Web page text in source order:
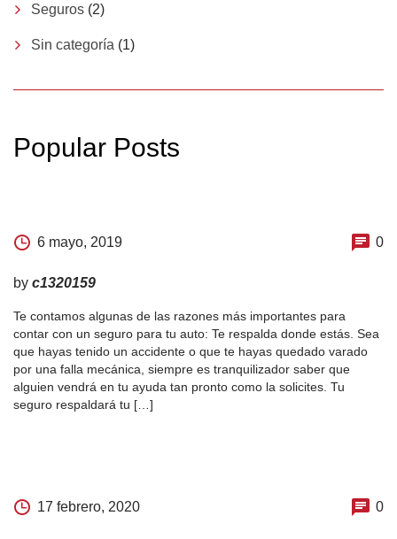
Seguros (2)
Sin categoría (1)
Popular Posts
6 mayo, 2019 0
by c1320159
Te contamos algunas de las razones más importantes para
contar con un seguro para tu auto: Te respalda donde estás. Sea
que hayas tenido un accidente o que te hayas quedado varado
por una falla mecánica, siempre es tranquilizador saber que
alguien vendrá en tu ayuda tan pronto como la solicites. Tu
seguro respaldará tu […]
17 febrero, 2020 0